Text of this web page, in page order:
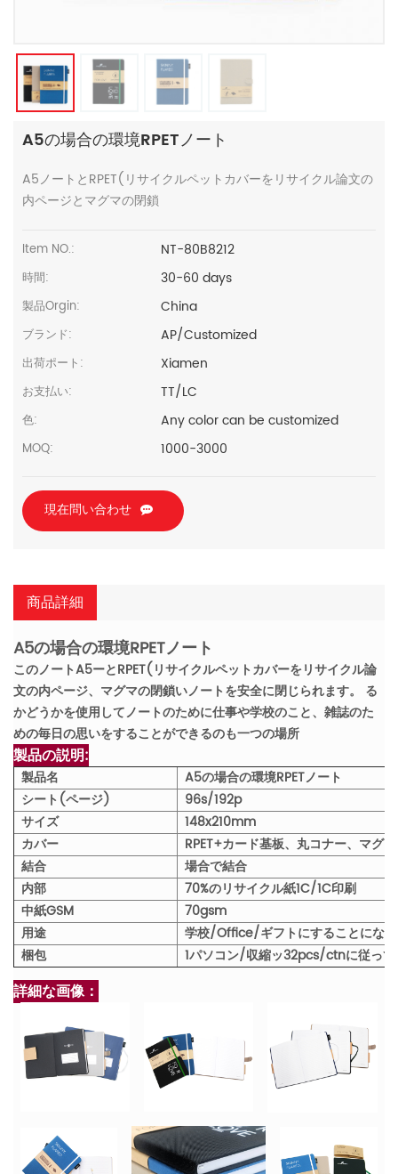
A5の場合の環境RPETノート
A5ノートとRPET(リサイクルペットカバーをリサイクル論文の
内ページとマグマの閉鎖
Item NO.: NT-80B8212
時間: 30-60 days
製品Orgin: China
ブランド: AP/Customized
出荷ポート: Xiamen
お支払い: TT/LC
色: Any color can be customized
MOQ: 1000-3000
現在問い合わせ
商品詳細
A5の場合の環境RPETノート
このノートA5ーとRPET(リサイクルペットカバーをリサイクル論
文の内ページ、マグマの閉鎖いノートを安全に閉じられます。
る
かどうかを使用してノートのために仕事や学校のこと、雑誌のた
めの毎日の思いをすることができるのも一つの場所
製品の説明:
製品名
A5の場合の環境RPETノート
シート(ページ)
96s/192p
サイズ
148x210mm
カバー
RPET+カード基板、丸コナー、マグ
結合
場合で結合
内部
70%のリサイクル紙1C/1C印刷
中紙GSM
70gsm
用途
学校/Office/ギフトにすることにな
梱包
1パソコン/収縮ッ32pcs/ctnに従って
詳細な画像：